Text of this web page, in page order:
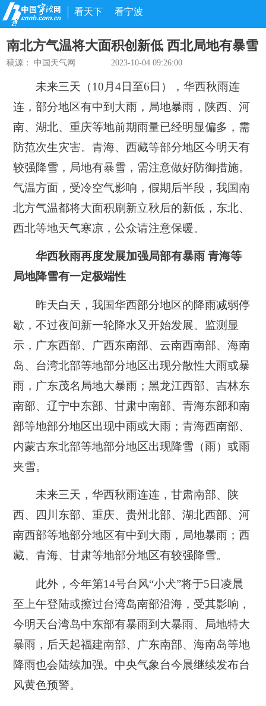
看天下 看宁波
南北方气温将大面积创新低 西北局地有暴雪
稿源：中国天气网 2023-10-04 09:26:00
未来三天（10月4日至6日），华西秋雨连
连，部分地区有中到大雨，局地暴雨，陕西、河
南、湖北、重庆等地前期雨量已经明显偏多，需
防范次生灾害。青海、西藏等部分地区今明天有
较强降雪，局地有暴雪，需注意做好防御措施。
气温方面，受冷空气影响，假期后半段，我国南
北方气温都将大面积刷新立秋后的新低，东北、
西北等地天气寒凉，公众请注意保暖。
华西秋雨再度发展加强局部有暴雨 青海等
局地降雪有一定极端性
昨天白天，我国华西部分地区的降雨减弱停
歇，不过夜间新一轮降水又开始发展。监测显
示，广东西部、广西东南部、云南西南部、海南
岛、台湾北部等地部分地区出现分散性大雨或暴
雨，广东茂名局地大暴雨；黑龙江西部、吉林东
南部、辽宁中东部、甘肃中南部、青海东部和南
部等地部分地区出现中雨或大雨；青海西南部、
内蒙古东北部等地部分地区出现降雪（雨）或雨
夹雪。
未来三天，华西秋雨连连，甘肃南部、陕
西、四川东部、重庆、贵州北部、湖北西部、河
南西部等地部分地区有中到大雨，局地暴雨；西
藏、青海、甘肃等地部分地区有较强降雪。
此外，今年第14号台风“小犬”将于5日凌晨
至上午登陆或擦过台湾岛南部沿海，受其影响，
今明天台湾岛中东部有暴雨到大暴雨、局地特大
暴雨，后天起福建南部、广东南部、海南岛等地
降雨也会陆续加强。中央气象台今晨继续发布台
风黄色预警。